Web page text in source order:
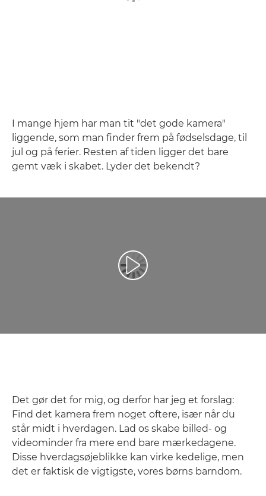
I mange hjem har man tit "det gode kamera"
liggende, som man finder frem på fødselsdage, til
jul og på ferier. Resten af tiden ligger det bare
gemt væk i skabet. Lyder det bekendt?
Afspil video
Det gør det for mig, og derfor har jeg et forslag:
Find det kamera frem noget oftere, især når du
står midt i hverdagen. Lad os skabe billed- og
videominder fra mere end bare mærkedagene.
Disse hverdagsøjeblikke kan virke kedelige, men
det er faktisk de vigtigste, vores børns barndom.